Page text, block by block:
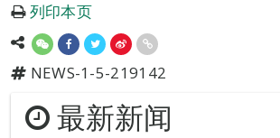
列印本页
NEWS-1-5-219142
最新新闻